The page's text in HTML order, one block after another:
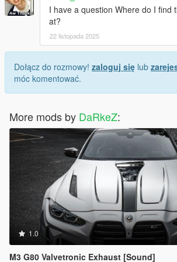
I have a question Where do I find
at?
22 listopada 2025
Dołącz do rozmowy! zaloguj się lub
móc komentować.
More mods by DaRkeZ:
1.0
M3 G80 Valvetronic Exhaust [Sound]